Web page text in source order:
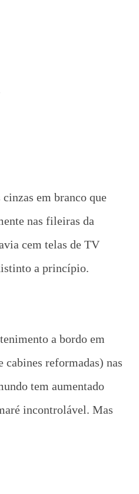
em branco que
nas fileiras da
cem telas de TV
a princípio.
a bordo em
cabines reformadas) nas
tem aumentado
incontrolável. Mas